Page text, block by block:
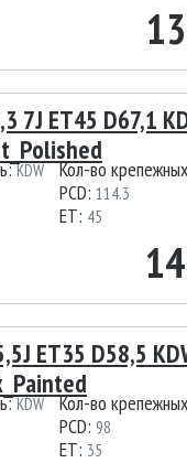
7J ET45 D67,1
KDW
Кол-во
PCD: 114.3
ET: 45
ET35 D58,5
KDW
Кол-во
PCD: 98
ET: 35